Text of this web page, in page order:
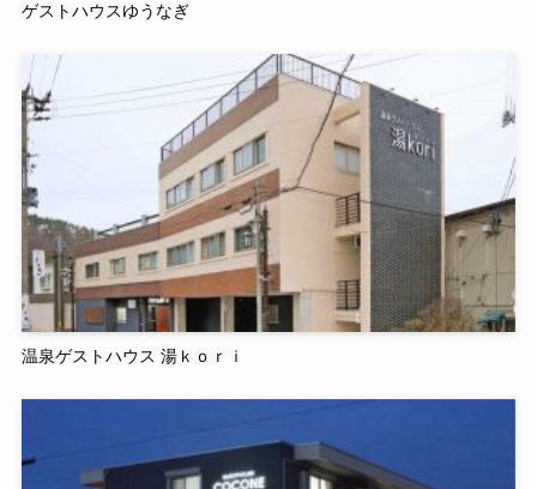
ゲストハウスゆうなぎ
温泉ゲストハウス 湯ｋｏｒｉ